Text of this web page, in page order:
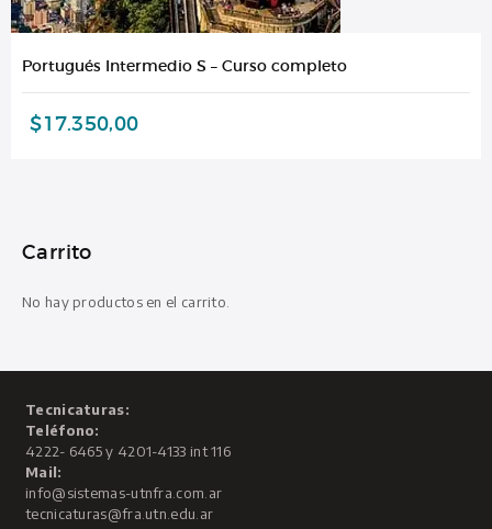
Portugués Intermedio S – Curso completo
$17.350,00
Carrito
No hay productos en el carrito.
Tecnicaturas:
Teléfono:
4222- 6465 y 4201-4133 int 116
Mail:
info@sistemas-utnfra.com.ar
tecnicaturas@fra.utn.edu.ar